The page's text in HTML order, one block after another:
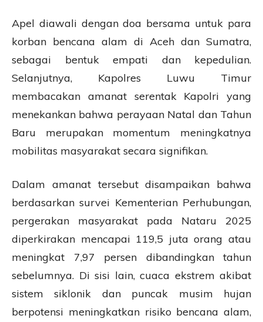
Apel diawali dengan doa bersama untuk para
korban bencana alam di Aceh dan Sumatra,
sebagai bentuk empati dan kepedulian.
Selanjutnya, Kapolres Luwu Timur
membacakan amanat serentak Kapolri yang
menekankan bahwa perayaan Natal dan Tahun
Baru merupakan momentum meningkatnya
mobilitas masyarakat secara signifikan.
Dalam amanat tersebut disampaikan bahwa
berdasarkan survei Kementerian Perhubungan,
pergerakan masyarakat pada Nataru 2025
diperkirakan mencapai 119,5 juta orang atau
meningkat 7,97 persen dibandingkan tahun
sebelumnya. Di sisi lain, cuaca ekstrem akibat
sistem siklonik dan puncak musim hujan
berpotensi meningkatkan risiko bencana alam,